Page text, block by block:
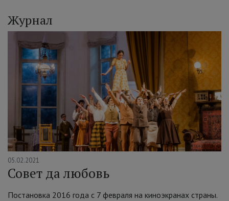
Журнал
05.02.2021
Совет да любовь
Постановка 2016 года с 7 февраля на киноэкранах страны.